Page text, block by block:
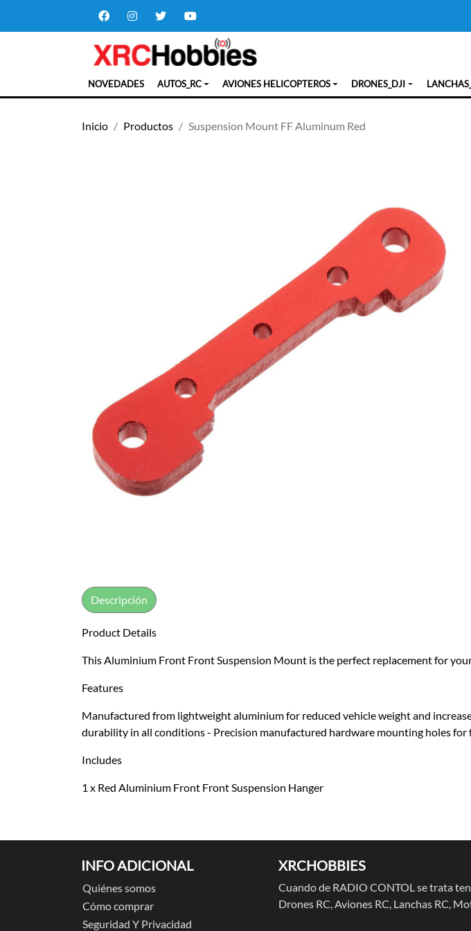
NOVEDADES AUTOS_RC AVIONES HELICOPTEROS DRONES_DJI
Inicio Productos Suspension Mount FF Aluminum Red
Product Details
This Aluminium Front Front Suspension Mount is the perfect replacement for
Features
Manufactured from lightweight aluminium for reduced vehicle weight and
durability in all conditions - Precision manufactured hardware mounting holes for
Includes
1 x Red Aluminium Front Front Suspension Hanger
Descripción
INFO ADICIONAL
Quiénes somos
Cómo comprar
Seguridad Y Privacidad
XRCHOBBIES
Cuando de RADIO CONTOL se trata
Drones RC, Aviones RC, Lanchas RC,